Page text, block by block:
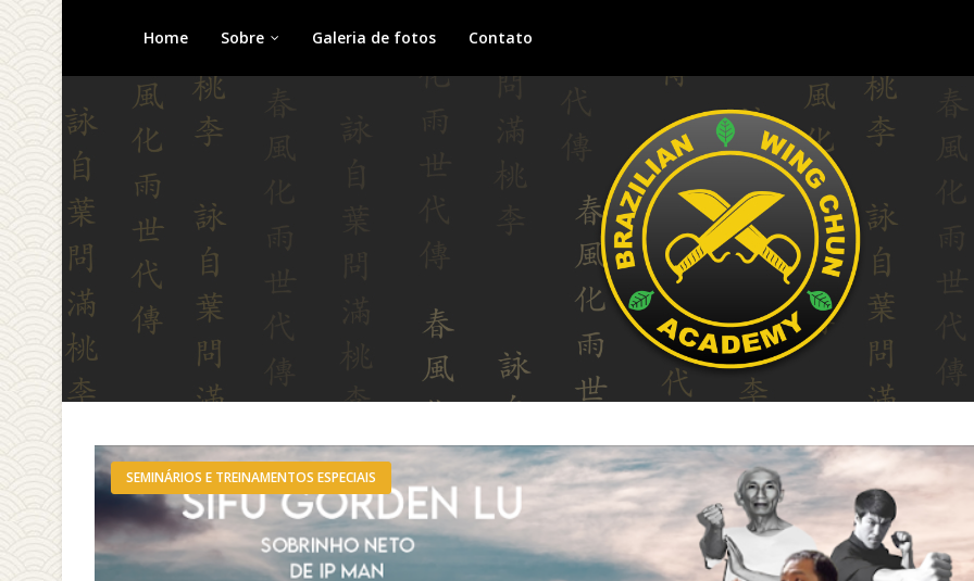
Home Sobre Galeria de fotos Contato
SEMINÁRIOS E TREINAMENTOS ESPECIAIS